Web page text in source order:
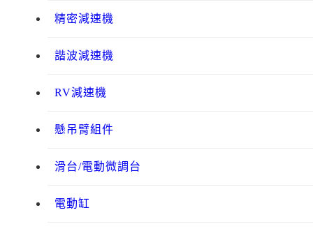
精密減速機
諧波減速機
RV減速機
懸吊臂組件
滑台/電動微調台
電動缸